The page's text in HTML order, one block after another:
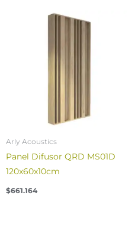
Arly Acoustics
Panel Difusor QRD MS01D
120x60x10cm
$661.164